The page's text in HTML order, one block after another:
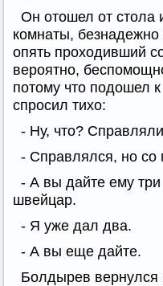
Он отошел от стола
комнаты,
опять проходивший
вероятно,
потому что подошел
спросил тихо:
- Ну, что?
- Справлялся, но со
- А вы дайте ему
швейцар.
- Я уже дал два.
- А вы еще дайте.
Болдырев вернулся